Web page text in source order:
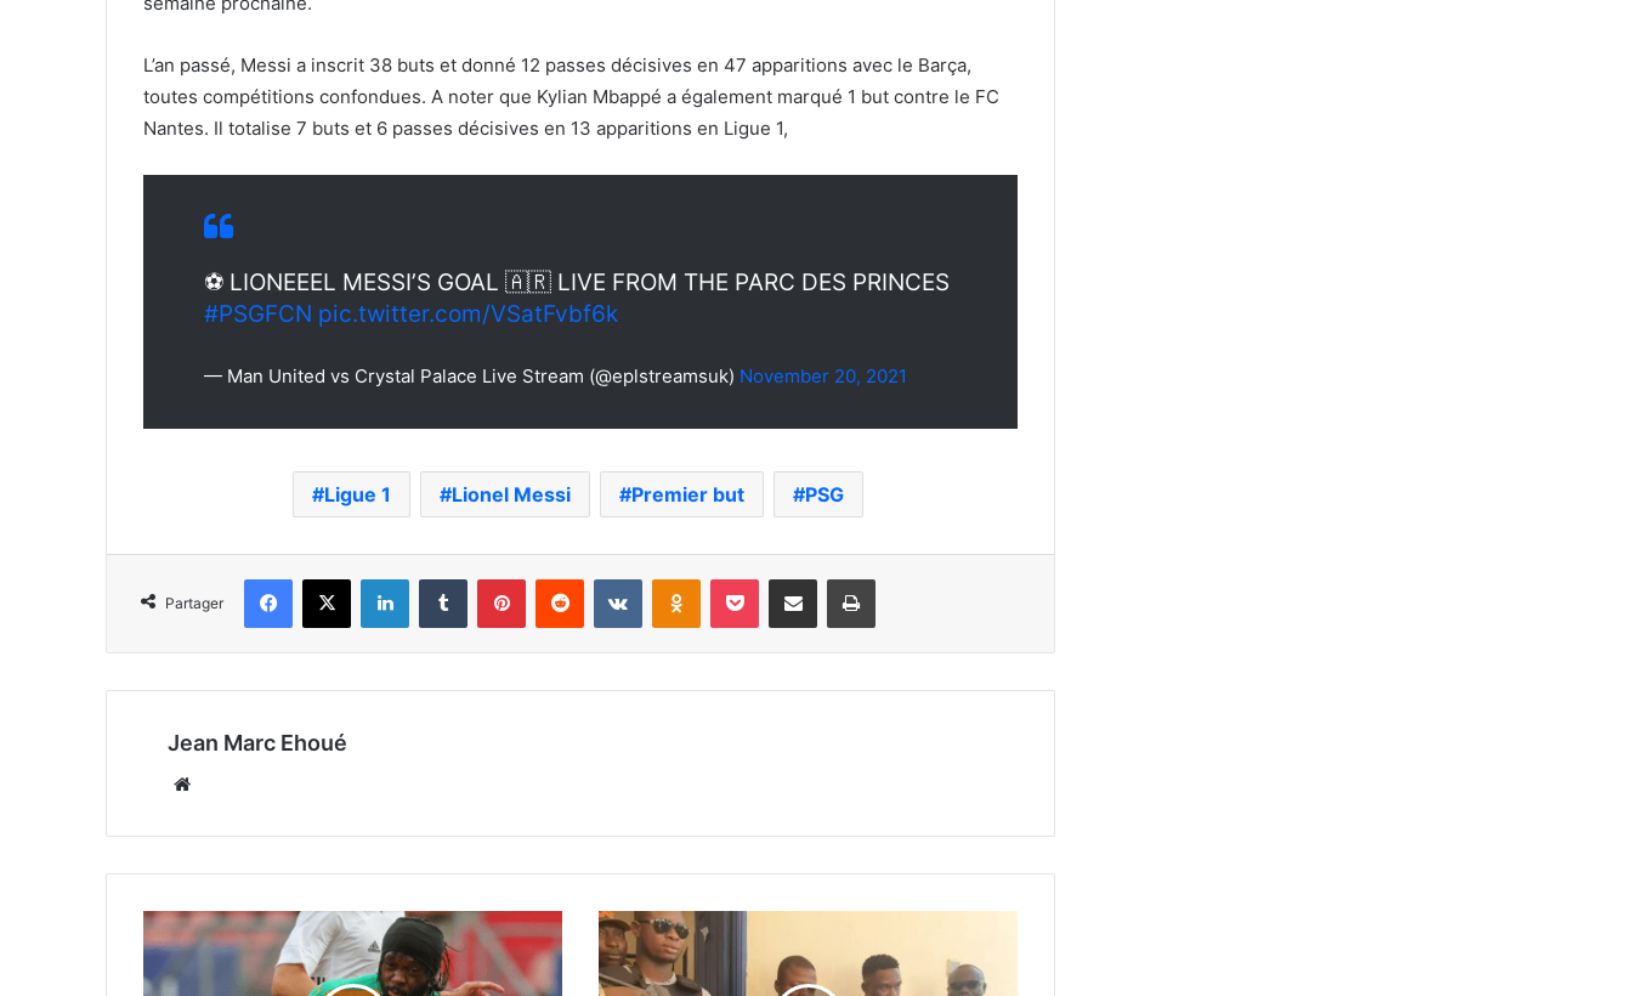
L’an passé, Messi a inscrit 38 buts et donné 12 passes décisives en 47 apparitions avec le Barça,
toutes compétitions confondues. A noter que Kylian Mbappé a également marqué 1 but contre le FC
Nantes. Il totalise 7 buts et 6 passes décisives en 13 apparitions en Ligue 1,
⚽️ LIONEEEL MESSI’S GOAL 🇦🇷 LIVE FROM THE PARC DES PRINCES
#PSGFCN pic.twitter.com/VSatFvbf6k
— Man United vs Crystal Palace Live Stream (@eplstreamsuk) November 20, 2021
Ligue 1 Lionel Messi Premier but PSG
Partager
Facebook
X LinkedinTumblr PinterestReddit VKontakteOdnoklassniki
Pocket Partager par email Imprimer
Jean Marc Ehoué